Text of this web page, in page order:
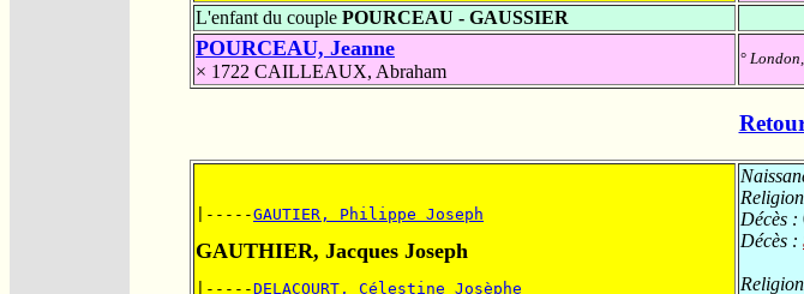
L'enfant du couple POURCEAU - GAUSSIER
POURCEAU, Jeanne
× 1722 CAILLEAUX, Abraham
°
|-----GAUTIER, Philippe Joseph
GAUTHIER, Jacques Joseph
|-----DELACOURT, Célestine Josèphe
Décès :
Décès :